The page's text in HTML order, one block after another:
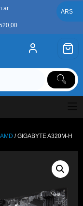
AMD / GIGABYTE A320M-H
ARS